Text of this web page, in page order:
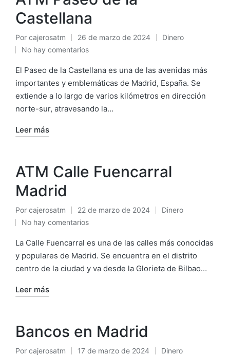
Castellana
Publicado
por
Por cajerosatm 26 de marzo de 2024
Publicado
Dinero
No hay comentarios
El Paseo de la Castellana es una de las avenidas más
importantes y emblemáticas de Madrid, España. Se
extiende a lo largo de varios kilómetros en dirección
norte-sur, atravesando la…
Leer más
ATM Calle Fuencarral
Madrid
Publicado
por
Por cajerosatm 22 de marzo de 2024
Publicado
Dinero
No hay comentarios
La Calle Fuencarral es una de las calles más conocidas
y populares de Madrid. Se encuentra en el distrito
centro de la ciudad y va desde la Glorieta de Bilbao…
Leer más
Bancos en Madrid
Por cajerosatm 17 de marzo de 2024 Dinero